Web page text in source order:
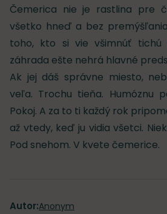
Čemerica nie je rastlina pre
všetko hneď a bez
toho, kto si vie všimnúť
záhrada ešte nehrá hlavné
Ak jej dáš správne miesto,
veľa. Trochu tieňa. Humóznu
Pokoj. A za to ti každý rok
až vtedy, keď ju vidia všetci.
Pod snehom. V kvete čemerice.
Autor:Anonym